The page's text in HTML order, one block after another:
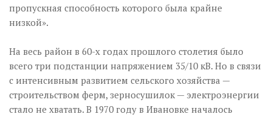
пропускная способность которого была крайне
низкой».
На весь район в 60-х годах прошлого столетия было
всего три подстанции напряжением 35/10 кВ. Но в связи
с интенсивным развитием сельского хозяйства —
строительством ферм, зерносушилок — электроэнергии
стало не хватать. В 1970 году в Ивановке началось